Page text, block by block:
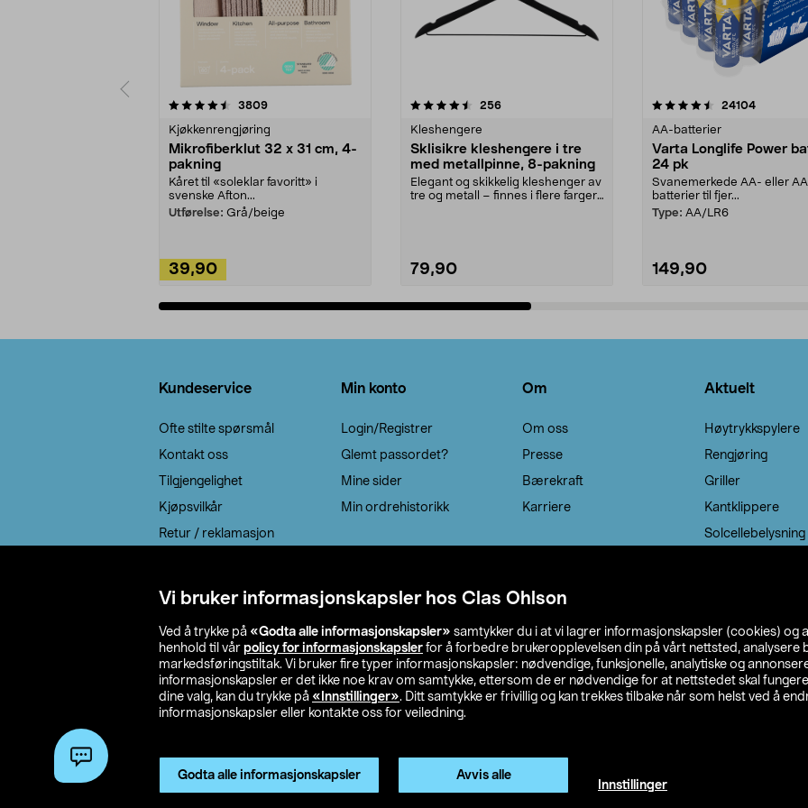
Vi bruker informasjonskapsler hos Clas Ohlson
Ved å trykke på «Godta alle informasjonskapsler» samtykker du i at vi lagrer informasjonskapsler (cookies) og
henhold til vår policy for informasjonskapsler for å forbedre brukeropplevelsen din på vårt nettsted, analysere
markedsføringstiltak. Vi bruker fire typer informasjonskapsler: nødvendige, funksjonelle, analytiske og
informasjonskapsler er det ikke noe krav om samtykke, ettersom de er nødvendige for at nettstedet skal
dine valg, kan du trykke på «Innstillinger». Ditt samtykke er frivillig og kan trekkes tilbake når som helst ved å
informasjonskapsler eller kontakte oss for veiledning.
Godta alle informasjonskapsler Avvis alle
Innstillinger
3809anmeldelser
Kjøkkenrengjøring
Mikrofiberklut 32 x 31 cm, 4-
pakning
Kåret til «soleklar favoritt» i
svenske Afton...
Utførelse: Grå/beige
39,90
4.5av 5 stjerner 256anmeldelser
Kleshengere
Sklisikre kleshengere i tre
med metallpinne, 8-pakning
Elegant og skikkelig kleshenger av
tre og metall – finnes i flere farger.
79,90
4.5av 5 stjerner 24104
AA-batterier
Varta Longlife Power
24 pk
Svanemerkede AA- eller
batterier til fjer...
Type: AA/LR6
149,90
4.5av 5 stjerner
Kundeservice
Ofte stilte spørsmål
Kontakt oss
Tilgjengelighet
Kjøpsvilkår
Retur / reklamasjon
Min konto
Login/Registrer
Glemt passordet?
Mine sider
Min ordrehistorikk
Om
Om oss
Presse
Bærekraft
Karriere
Aktuelt
Høytrykkspylere
Rengjøring
Griller
Kantklippere
Solcellebelysning